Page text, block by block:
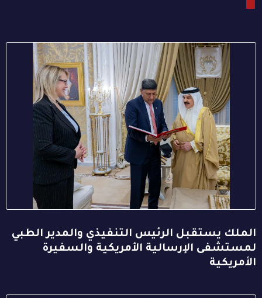
الملك يستقبل الرئيس التنفيذي والمدير الطبي
لمستشفى الإرسالية الأمريكية والسفيرة
الأمريكية